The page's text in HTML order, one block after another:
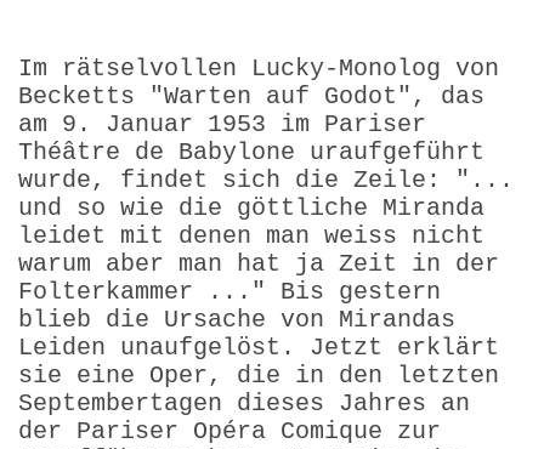
Im rätselvollen Lucky-Monolog von
Becketts "Warten auf Godot", das
am 9. Januar 1953 im Pariser
Théâtre de Babylone uraufgeführt
wurde, findet sich die Zeile: "...
und so wie die göttliche Miranda
leidet mit denen man weiss nicht
warum aber man hat ja Zeit in der
Folterkammer ..." Bis gestern
blieb die Ursache von Mirandas
Leiden unaufgelöst. Jetzt erklärt
sie eine Oper, die in den letzten
Septembertagen dieses Jahres an
der Pariser Opéra Comique zur